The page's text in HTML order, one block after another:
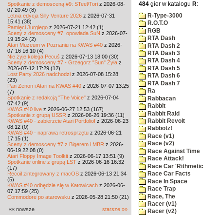
Spotkanie z demosceną #9: STeel/Tori z 2026-08-
07 20:49 (8)
Letnia edycja Silly Venture 2026 z 2026-07-31
15:41 (38)
Pamięci Jurgiego z 2026-07-21 12:42 (1)
Sceny z demosceny #7: opowiada SuN z 2026-07-
19 15:24 (2)
Atari Muzeum w Poznaniu na KWAS #40 z 2026-
07-16 16:10 (4)
Nie żyje kolega Pecuś z 2026-07-13 18:00 (30)
Sceny z demosceny #7 - Grzegorz "Sun" Żyła z
2026-07-12 17:29 (12)
Lost Party 2026 nadchodzi z 2026-07-08 15:28
(23)
Pan Zenon i Atari na KWAS #40 z 2026-07-07 13:25
(7)
Spotkanie z redakcją "The Voice" z 2026-07-04
07:42 (9)
KWAS #40 live z 2026-06-27 12:53 (167)
Spotkanie z grupą USSR z 2026-06-26 19:36 (11)
KWAS #40 - zabierzcie Atari Portfolio! z 2026-06-23
08:12 (0)
KWAS #40 - naprawa retrosprzętu z 2026-06-21
17:15 (1)
Sceny z demosceny #7 z Bigerem i MBR z 2026-
06-19 22:08 (0)
Atari Floppy Image Toolkit z 2026-06-17 13:51 (9)
Spotkanie online z grupą LST z 2026-06-16 16:32
(17)
Recoil zintegrowany z macOS z 2026-06-13 21:34
(5)
KWAS #40 odbędzie się w Katowicach z 2026-06-
07 17:59 (25)
Commodore po atarowsku z 2026-05-28 21:50 (21)
«« nowsze starsze »»
484 gier w katalogu R:
R-Type-3000
R.O.T.O
RGB
RTA Dash
RTA Dash 2
RTA Dash 3
RTA Dash 4
RTA Dash 5
RTA Dash 6
RTA Dash 7
Ra
Rabbacan
Rabbit
Rabbit Raid
Rabbit Revolt
Rabbotz!
Race (v1)
Race (v2)
Race Against Time
Race Attack!
Race Car 'Rithmetic
Race Car Facts
Race In Space
Race Trap
Race, The
Racer (v1)
Racer (v2)